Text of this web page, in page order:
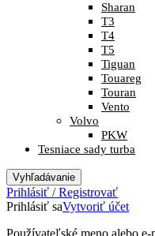
Sharan
T3
T4
T5
Tiguan
Touareg
Touran
Vento
Volvo
PKW
Tesniace sady turba
Vyhľadávanie
Prihlásiť / Registrovať
Prihlásiť saVytvoriť účet
Používateľské meno alebo e-